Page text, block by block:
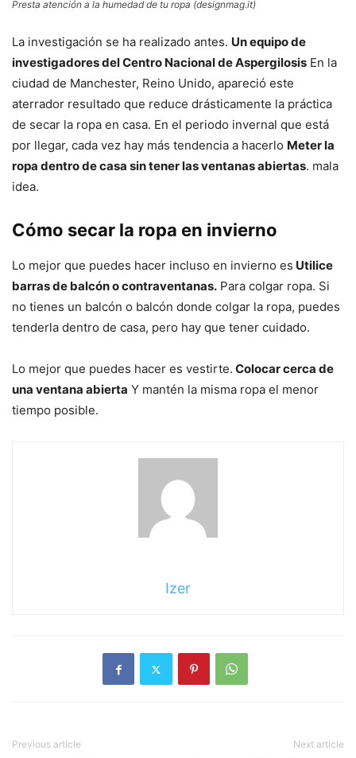
Presta atención a la humedad de tu ropa (designmag.it)
La investigación se ha realizado antes. Un equipo de
investigadores del Centro Nacional de Aspergilosis En la
ciudad de Manchester, Reino Unido, apareció este
aterrador resultado que reduce drásticamente la práctica
de secar la ropa en casa. En el periodo invernal que está
por llegar, cada vez hay más tendencia a hacerlo Meter la
ropa dentro de casa sin tener las ventanas abiertas. mala
idea.
Cómo secar la ropa en invierno
Lo mejor que puedes hacer incluso en invierno es Utilice
barras de balcón o contraventanas. Para colgar ropa. Si
no tienes un balcón o balcón donde colgar la ropa, puedes
tenderla dentro de casa, pero hay que tener cuidado.
Lo mejor que puedes hacer es vestirte. Colocar cerca de
una ventana abierta Y mantén la misma ropa el menor
tiempo posible.
Izer
Previous article Next article